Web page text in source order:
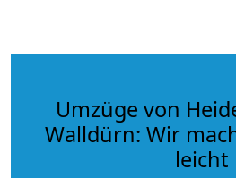
Umzüge von
Walldürn: Wir
leicht